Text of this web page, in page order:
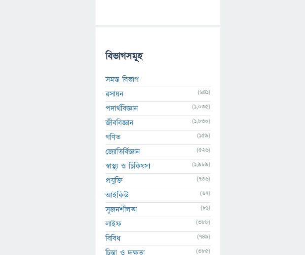
বিভাগসমূহ
সমস্ত বিভাগ
রসায়ন
(641)
পদার্থবিজ্ঞান (1,035)
জীববিজ্ঞান (1,830)
গণিত (159)
জ্যোতির্বিজ্ঞান (526)
স্বাস্থ্য ও চিকিৎসা (1,989)
প্রযুক্তি (736)
আইকিউ (67)
সৃজনশীলতা (81)
লাইফ (388)
বিবিধ (749)
চিন্তা ও দক্ষতা (385)